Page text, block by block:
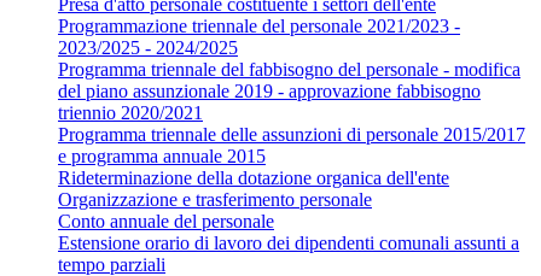
Programmazione triennale del personale 2021/2023 -
2023/2025 - 2024/2025
Programma triennale del fabbisogno del personale - modifica
del piano assunzionale 2019 - approvazione fabbisogno
triennio 2020/2021
Programma triennale delle assunzioni di personale 2015/2017
e programma annuale 2015
Rideterminazione della dotazione organica dell'ente
Organizzazione e trasferimento personale
Conto annuale del personale
Estensione orario di lavoro dei dipendenti comunali assunti a
tempo parziali